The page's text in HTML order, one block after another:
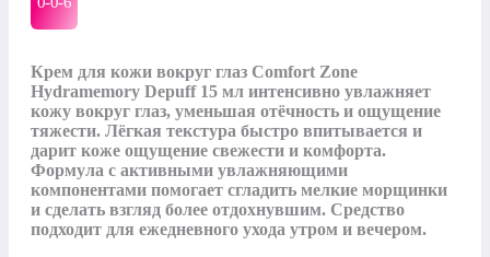
Крем для кожи вокруг глаз Comfort Zone
Hydramemory Depuff 15 мл интенсивно увлажняет
кожу вокруг глаз, уменьшая отёчность и ощущение
тяжести. Лёгкая текстура быстро впитывается и
дарит коже ощущение свежести и комфорта.
Формула с активными увлажняющими
компонентами помогает сгладить мелкие морщинки
и сделать взгляд более отдохнувшим. Средство
подходит для ежедневного ухода утром и вечером.